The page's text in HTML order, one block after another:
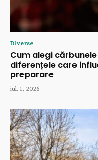
Diverse
Cum alegi
diferențele care
preparare
iul. 1, 2026